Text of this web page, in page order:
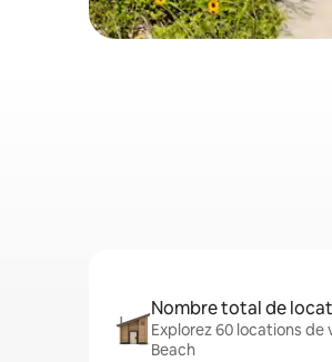
Nombre total de
Explorez 60 locations de
Beach